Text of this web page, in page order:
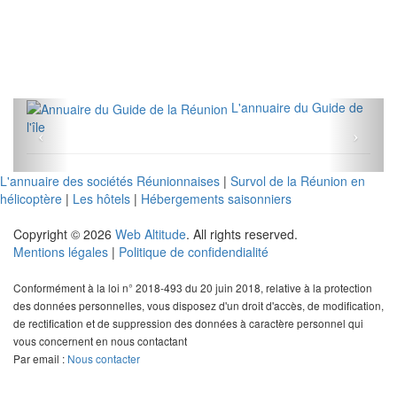
L'annuaire du Guide de
l'île
L'annuaire des sociétés Réunionnaises | Survol de la Réunion en
hélicoptère | Les hôtels | Hébergements saisonniers
Copyright © 2026 Web Altitude. All rights reserved.
Mentions légales | Politique de confidendialité
Conformément à la loi n° 2018-493 du 20 juin 2018, relative à la protection
des données personnelles, vous disposez d'un droit d'accès, de modification,
de rectification et de suppression des données à caractère personnel qui
vous concernent en nous contactant
Par email : Nous contacter